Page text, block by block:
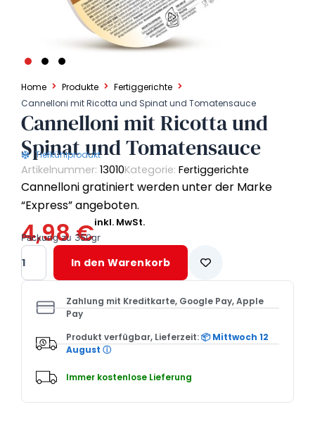
Home Produkte
Fertiggerichte
Cannelloni mit Ricotta und Spinat und Tomatensauce
Cannelloni mit Ricotta und
Spinat und Tomatensauce
Tiefkühlprodukt
Artikelnummer: 13010Kategorie: Fertiggerichte
Cannelloni gratiniert werden unter der Marke
“Express” angeboten.
4,98€inkl. MwSt.
Packung zu 350gr
Cannelloni
mit
Ricotta
Spinat
Tomatensauce
Menge
In den Warenkorb
Zahlung mit Kreditkarte, Google Pay, Apple
Pay
Produkt verfügbar, Lieferzeit:📦 Mittwoch 12
August ⓘ
Immer kostenlose Lieferung